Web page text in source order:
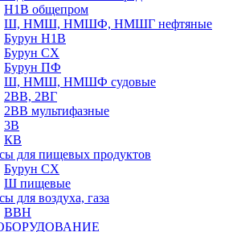
Н1В общепром
Ш, НМШ, НМШФ, НМШГ нефтяные
Бурун Н1В
Бурун СХ
Бурун ПФ
Ш, НМШ, НМШФ судовые
2ВВ, 2ВГ
2ВВ мультифазные
3В
КВ
для пищевых продуктов
Бурун СХ
Ш пищевые
для воздуха, газа
ВВН
ОБОРУДОВАНИЕ